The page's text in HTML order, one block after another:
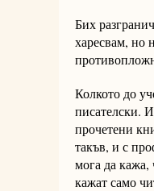
Бих
харесвам, но
Колкото до
писателски.
прочетени
такъв, и с
мога да кажа,
кажат само